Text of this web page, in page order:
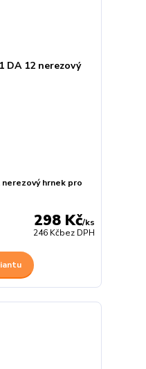
nerezový hrnek pro
298 Kč/ks
246 Kčbez DPH